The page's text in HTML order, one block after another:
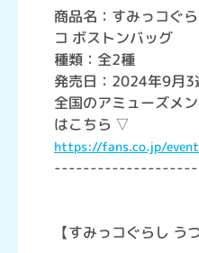
商品名：すみっコぐ
コ ボストンバッグ
種類：全2種
発売日：2024年9月3
全国のアミューズメ
はこちら ▽
https://fans.co.jp/
【すみっコぐらし う